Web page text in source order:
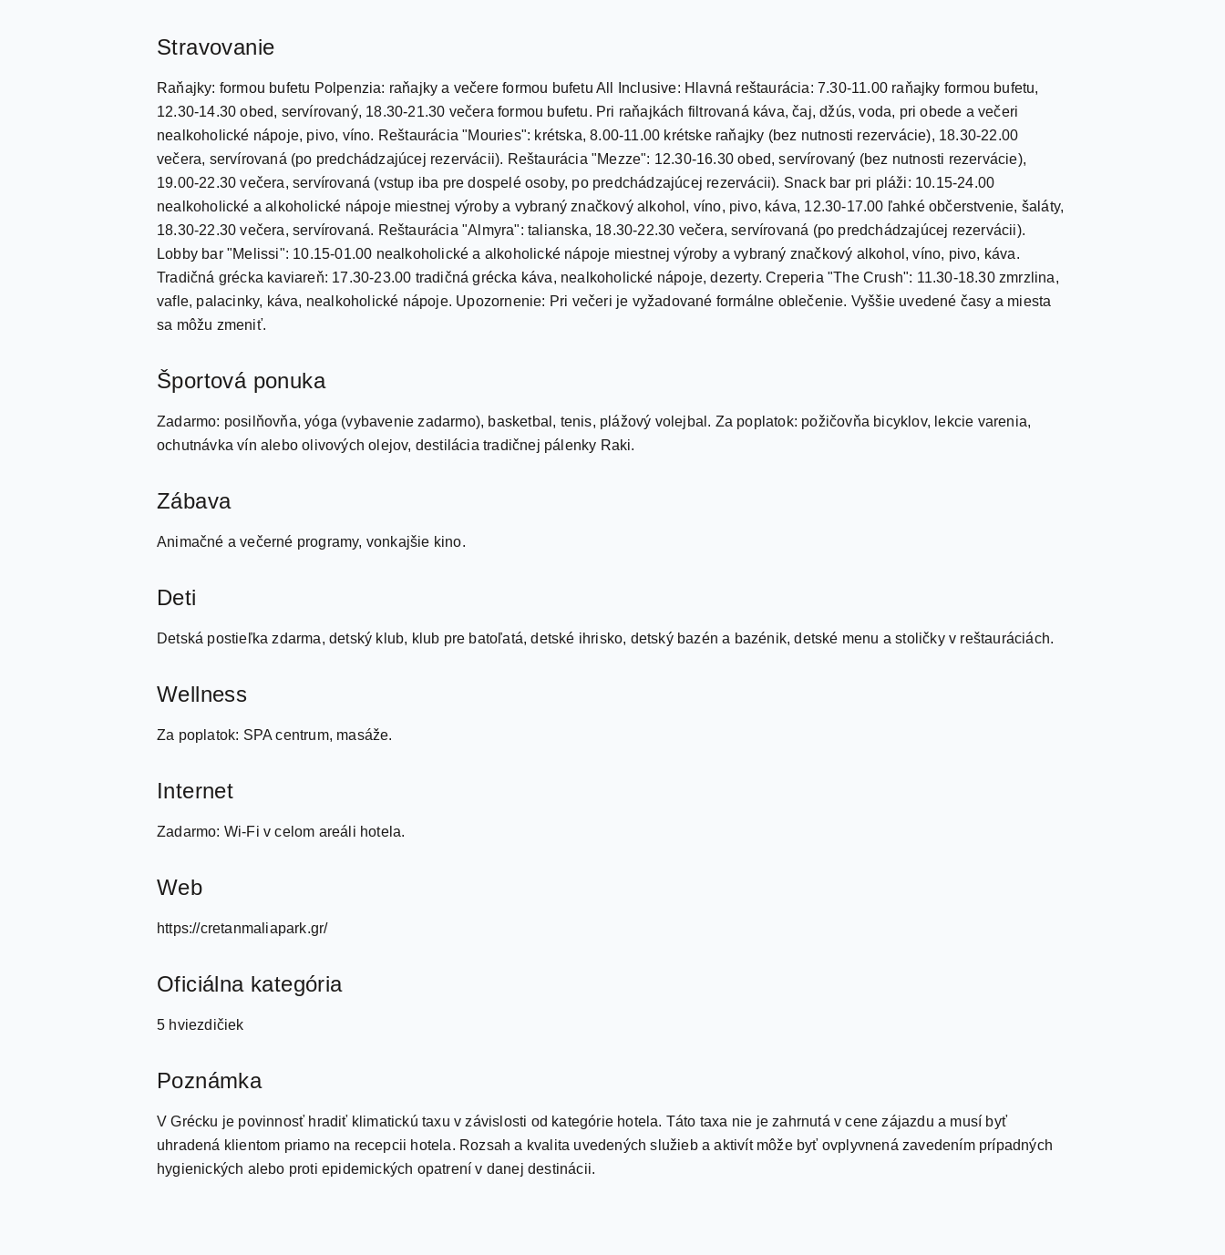
Stravovanie
Raňajky: formou bufetu Polpenzia: raňajky a večere formou bufetu All Inclusive: Hlavná reštaurácia: 7.30-11.00 raňajky formou bufetu,
12.30-14.30 obed, servírovaný, 18.30-21.30 večera formou bufetu. Pri raňajkách filtrovaná káva, čaj, džús, voda, pri obede a večeri
nealkoholické nápoje, pivo, víno. Reštaurácia "Mouries": krétska, 8.00-11.00 krétske raňajky (bez nutnosti rezervácie), 18.30-22.00
večera, servírovaná (po predchádzajúcej rezervácii). Reštaurácia "Mezze": 12.30-16.30 obed, servírovaný (bez nutnosti rezervácie),
19.00-22.30 večera, servírovaná (vstup iba pre dospelé osoby, po predchádzajúcej rezervácii). Snack bar pri pláži: 10.15-24.00
nealkoholické a alkoholické nápoje miestnej výroby a vybraný značkový alkohol, víno, pivo, káva, 12.30-17.00 ľahké občerstvenie, šaláty,
18.30-22.30 večera, servírovaná. Reštaurácia "Almyra": talianska, 18.30-22.30 večera, servírovaná (po predchádzajúcej rezervácii).
Lobby bar "Melissi": 10.15-01.00 nealkoholické a alkoholické nápoje miestnej výroby a vybraný značkový alkohol, víno, pivo, káva.
Tradičná grécka kaviareň: 17.30-23.00 tradičná grécka káva, nealkoholické nápoje, dezerty. Creperia "The Crush": 11.30-18.30 zmrzlina,
vafle, palacinky, káva, nealkoholické nápoje. Upozornenie: Pri večeri je vyžadované formálne oblečenie. Vyššie uvedené časy a miesta
sa môžu zmeniť.
Športová ponuka
Zadarmo: posilňovňa, yóga (vybavenie zadarmo), basketbal, tenis, plážový volejbal. Za poplatok: požičovňa bicyklov, lekcie varenia,
ochutnávka vín alebo olivových olejov, destilácia tradičnej pálenky Raki.
Zábava
Animačné a večerné programy, vonkajšie kino.
Deti
Detská postieľka zdarma, detský klub, klub pre batoľatá, detské ihrisko, detský bazén a bazénik, detské menu a stoličky v reštauráciách.
Wellness
Za poplatok: SPA centrum, masáže.
Internet
Zadarmo: Wi-Fi v celom areáli hotela.
Web
https://cretanmaliapark.gr/
Oficiálna kategória
5 hviezdičiek
Poznámka
V Grécku je povinnosť hradiť klimatickú taxu v závislosti od kategórie hotela. Táto taxa nie je zahrnutá v cene zájazdu a musí byť
uhradená klientom priamo na recepcii hotela. Rozsah a kvalita uvedených služieb a aktivít môže byť ovplyvnená zavedením prípadných
hygienických alebo proti epidemických opatrení v danej destinácii.